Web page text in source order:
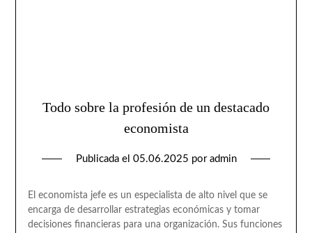
Todo sobre la profesión de un destacado
economista
Publicada el 05.06.2025 por admin
El economista jefe es un especialista de alto nivel que se
encarga de desarrollar estrategias económicas y tomar
decisiones financieras para una organización. Sus funciones